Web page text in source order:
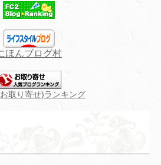
ほんブログ村
取り寄せ)ランキング